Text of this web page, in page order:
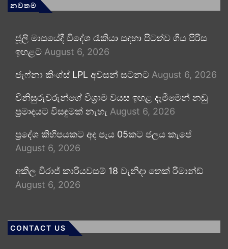
නවතම
ජූලි මාසයේදී විදේශ රැකියා සඳහා පිටත්ව ගිය පිරිස
ඉහළට August 6, 2026
ජැෆ්නා කිංග්ස් LPL අවසන් සටනට August 6, 2026
විනිසුරුවරුන්ගේ විශ්‍රාම වයස ඉහළ දැමීමෙන් නඩු
ප්‍රමාදයට විසඳුමක් නැහැ August 6, 2026
ප්‍රදේශ කිහිපයකට අද පැය 05කට ජලය කැපේ
August 6, 2026
අකිල විරාජ් කාරියවසම් 18 වැනිදා තෙක් රිමාන්ඩ්
August 6, 2026
CONTACT US